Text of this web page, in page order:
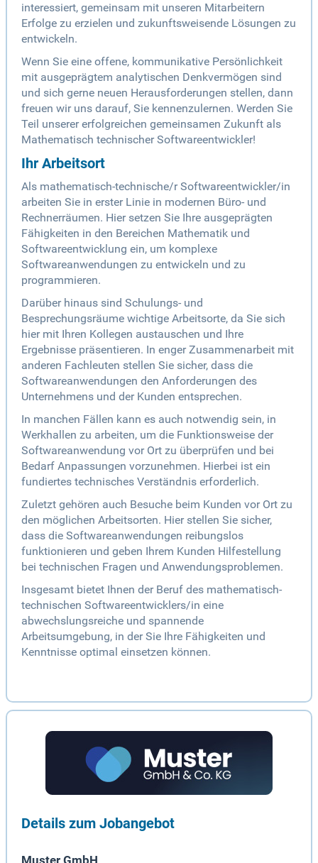
interessiert, gemeinsam mit unseren Mitarbeitern
Erfolge zu erzielen und zukunftsweisende Lösungen zu
entwickeln.
Wenn Sie eine offene, kommunikative Persönlichkeit
mit ausgeprägtem analytischen Denkvermögen sind
und sich gerne neuen Herausforderungen stellen, dann
freuen wir uns darauf, Sie kennenzulernen. Werden Sie
Teil unserer erfolgreichen gemeinsamen Zukunft als
Mathematisch technischer Softwareentwickler!
Ihr Arbeitsort
Als mathematisch-technische/r Softwareentwickler/in
arbeiten Sie in erster Linie in modernen Büro- und
Rechnerräumen. Hier setzen Sie Ihre ausgeprägten
Fähigkeiten in den Bereichen Mathematik und
Softwareentwicklung ein, um komplexe
Softwareanwendungen zu entwickeln und zu
programmieren.
Darüber hinaus sind Schulungs- und
Besprechungsräume wichtige Arbeitsorte, da Sie sich
hier mit Ihren Kollegen austauschen und Ihre
Ergebnisse präsentieren. In enger Zusammenarbeit mit
anderen Fachleuten stellen Sie sicher, dass die
Softwareanwendungen den Anforderungen des
Unternehmens und der Kunden entsprechen.
In manchen Fällen kann es auch notwendig sein, in
Werkhallen zu arbeiten, um die Funktionsweise der
Softwareanwendung vor Ort zu überprüfen und bei
Bedarf Anpassungen vorzunehmen. Hierbei ist ein
fundiertes technisches Verständnis erforderlich.
Zuletzt gehören auch Besuche beim Kunden vor Ort zu
den möglichen Arbeitsorten. Hier stellen Sie sicher,
dass die Softwareanwendungen reibungslos
funktionieren und geben Ihrem Kunden Hilfestellung
bei technischen Fragen und Anwendungsproblemen.
Insgesamt bietet Ihnen der Beruf des mathematisch-
technischen Softwareentwicklers/in eine
abwechslungsreiche und spannende
Arbeitsumgebung, in der Sie Ihre Fähigkeiten und
Kenntnisse optimal einsetzen können.
Details zum Jobangebot